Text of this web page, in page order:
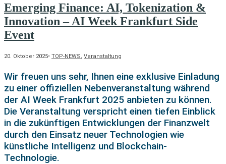
Emerging Finance: AI, Tokenization &
Innovation – AI Week Frankfurt Side
Event
20. Oktober 2025• TOP-NEWS, Veranstaltung
Wir freuen uns sehr, Ihnen eine exklusive Einladung
zu einer offiziellen Nebenveranstaltung während
der AI Week Frankfurt 2025 anbieten zu können.
Die Veranstaltung verspricht einen tiefen Einblick
in die zukünftigen Entwicklungen der Finanzwelt
durch den Einsatz neuer Technologien wie
künstliche Intelligenz und Blockchain-
Technologie.